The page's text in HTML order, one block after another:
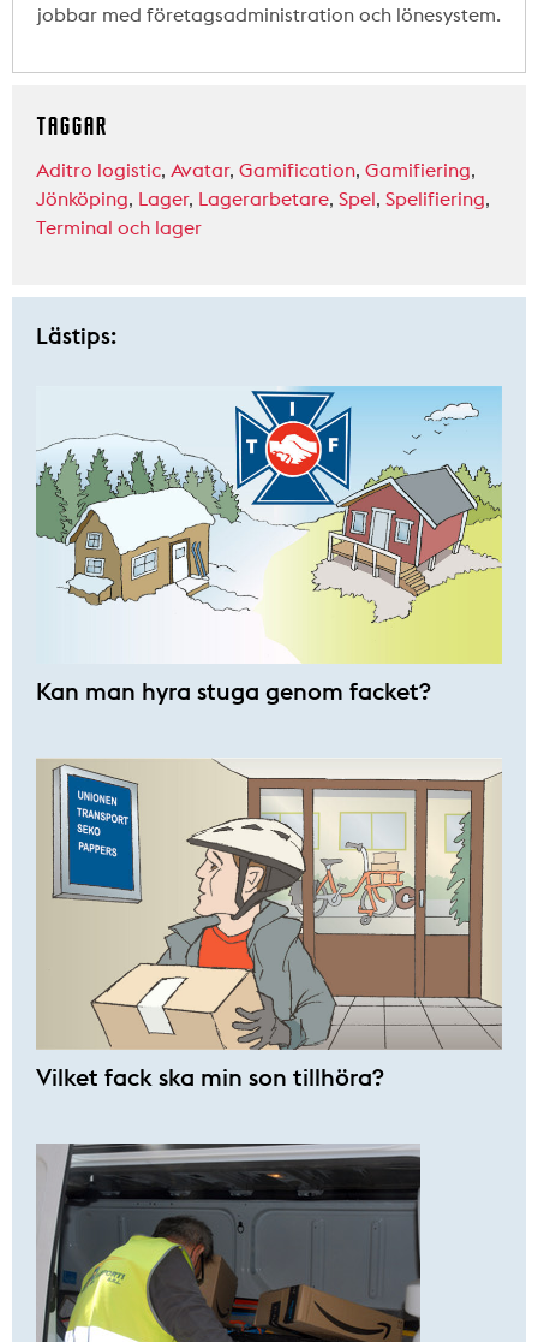
jobbar med företagsadministration och lönesystem.
TAGGAR
Aditro logistic, Avatar, Gamification, Gamifiering,
Jönköping, Lager, Lagerarbetare, Spel, Spelifiering,
Terminal och lager
Lästips:
Kan man hyra stuga genom facket?
Vilket fack ska min son tillhöra?